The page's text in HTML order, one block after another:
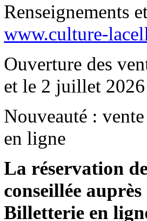
Renseignements
www.culture-
Ouverture des
et le 2 juillet
Nouveauté :
en ligne
La réservation
conseillée
Billetterie en